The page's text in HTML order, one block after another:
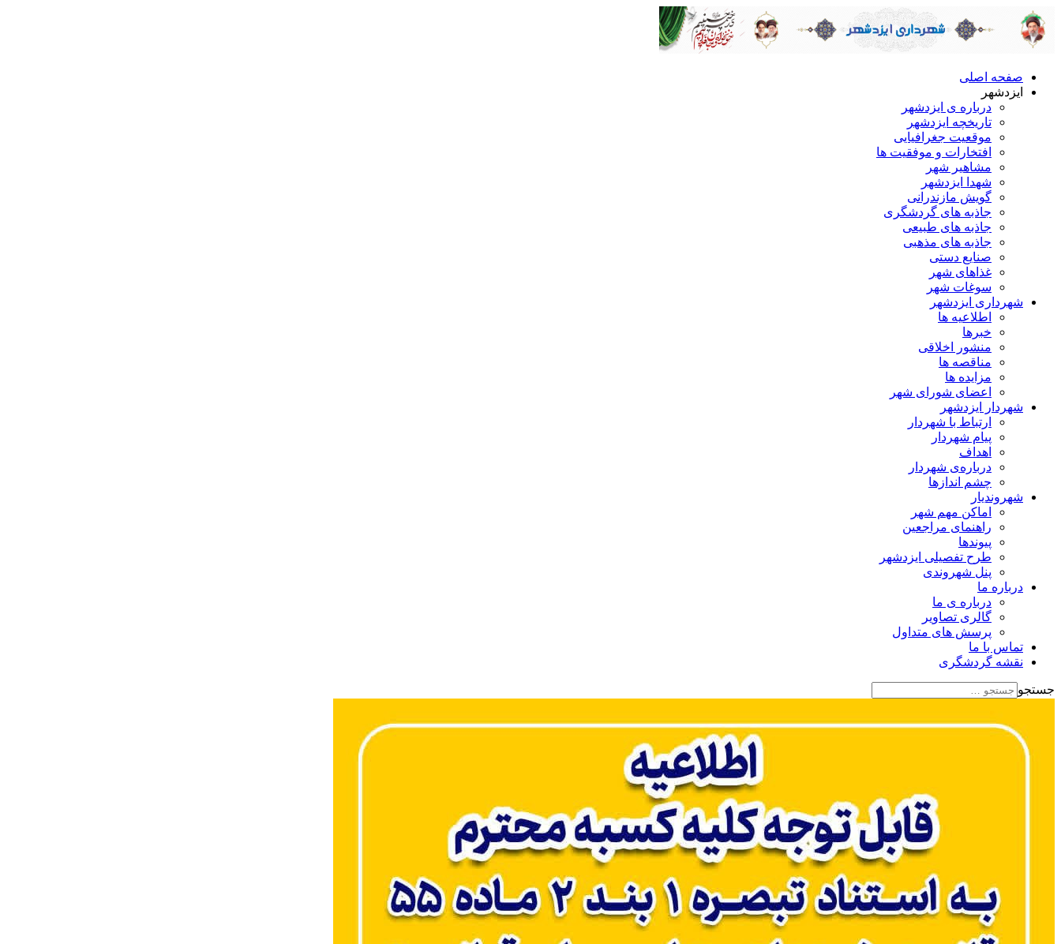
صفحه اصلی
ایزدشهر
درباره ی ایزدشهر
تاریخچه ایزدشهر
موقعیت جغرافیایی
افتخارات و موفقیت ها
مشاهیر شهر
شهدا ایزدشهر
گویش مازندرانی
جاذبه های گردشگری
جاذبه های طبیعی
جاذبه های مذهبی
صنایع دستی
غذاهای شهر
سوغات شهر
شهرداری ایزدشهر
اطلاعیه ها
خبرها
منشور اخلاقی
مناقصه ها
مزایده ها
اعضای شورای شهر
شهردار ایزدشهر
ارتباط با شهردار
پیام شهردار
اهداف
درباره‌ی شهردار
چشم اندازها
شهروندیار
اماکن مهم شهر
راهنمای مراجعین
پیوند‌ها
طرح تفصیلی ایزدشهر
پنل شهروندی
درباره ما
درباره ی ما
گالری تصاویر
پرسش های متداول
تماس با ما
نقشه گردشگری
جستجو